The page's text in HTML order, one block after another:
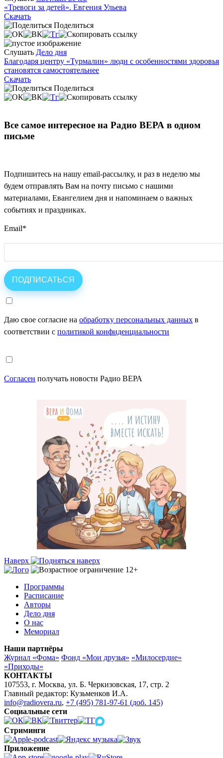
«Тревоги за детей». Евгения Ульева
Скачать
Поделиться
Слушать Дело дня
Благодаря центру «Турмалин» люди с особенностями здоровья
становятся самостоятельнее
Скачать
Поделиться
Все самое интересное на Радио ВЕРА в одном
письме
Подпишитесь на нашу email-рассылку, и раз в неделю мы
будем отправлять Вам на почту письмо с нашими
материалами, Евангелием дня и напоминаем о важных
событиях и праздниках.
Email*
Даю свое согласие на обработку персональных данных в
соответствии с политикой конфиденциальности
Согласен получать новости Радио ВЕРА
Наверх
Программы
Расписание
Авторы
Дело дня
О нас
Мемориал
Наши партнёры
Журнал «Фома» Фонд «Мои друзья» «Милосердие»
«Приходы»
КОНТАКТЫ
107553, г. Москва, ул. Б. Черкизовская, 17, стр. 2
Главный редактор: Кузьменков И.А.
info@radiovera.ru, +7 (495) 781-97-61 (доб. 145)
Социальные сети
Стриминги
Приложение